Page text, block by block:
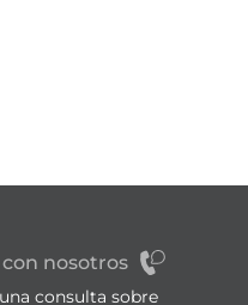
nosotros
consulta sobre